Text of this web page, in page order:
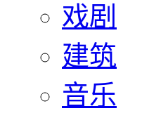
戏剧
建筑
音乐